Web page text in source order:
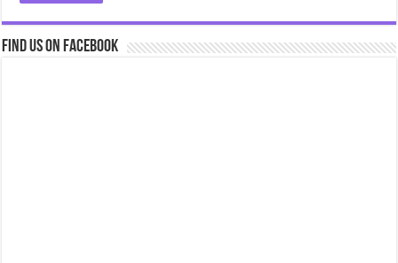
Find us on Facebook